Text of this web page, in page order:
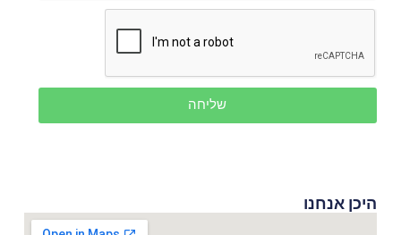
שליחה
היכן אנחנו